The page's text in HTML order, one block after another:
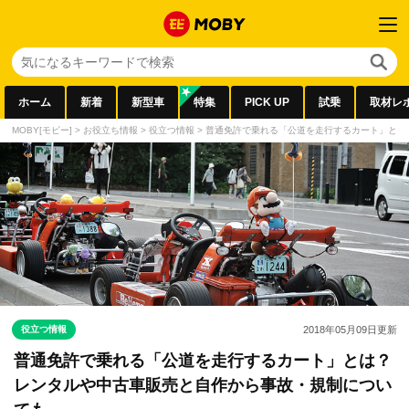
ホーム 新着 新型車 特集 PICK UP 試乗 取材レ
MOBY[モビー] > お役立ち情報 > 役立つ情報 > 普通免許で乗れる「公道を走行するカート」と
役立つ情報 2018年05月09日更新
普通免許で乗れる「公道を走行するカート」とは？
レンタルや中古車販売と自作から事故・規制につい